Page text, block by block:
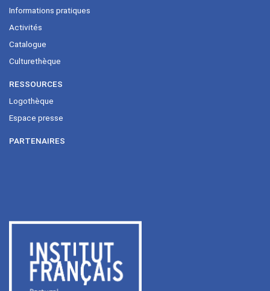
Informations pratiques
Activités
Catalogue
Culturethèque
RESSOURCES
Logothèque
Espace presse
PARTENAIRES